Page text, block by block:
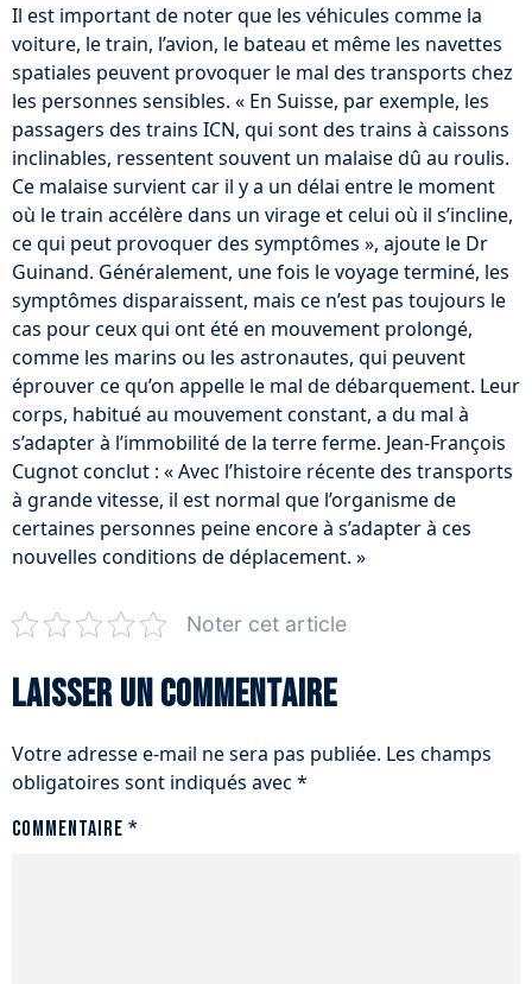
Il est important de noter que les véhicules comme la
voiture, le train, l’avion, le bateau et même les navettes
spatiales peuvent provoquer le mal des transports chez
les personnes sensibles. « En Suisse, par exemple, les
passagers des trains ICN, qui sont des trains à caissons
inclinables, ressentent souvent un malaise dû au roulis.
Ce malaise survient car il y a un délai entre le moment
où le train accélère dans un virage et celui où il s’incline,
ce qui peut provoquer des symptômes », ajoute le Dr
Guinand. Généralement, une fois le voyage terminé, les
symptômes disparaissent, mais ce n’est pas toujours le
cas pour ceux qui ont été en mouvement prolongé,
comme les marins ou les astronautes, qui peuvent
éprouver ce qu’on appelle le mal de débarquement. Leur
corps, habitué au mouvement constant, a du mal à
s’adapter à l’immobilité de la terre ferme. Jean-François
Cugnot conclut : « Avec l’histoire récente des transports
à grande vitesse, il est normal que l’organisme de
certaines personnes peine encore à s’adapter à ces
nouvelles conditions de déplacement. »
Noter cet article
Laisser un commentaire
Votre adresse e-mail ne sera pas publiée. Les champs
obligatoires sont indiqués avec *
Commentaire *